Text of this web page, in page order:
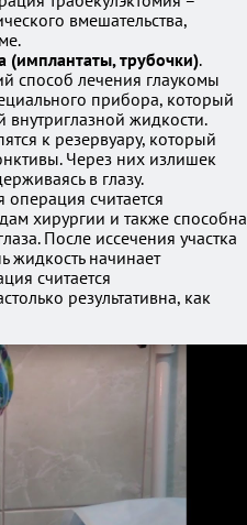
вмешательства,
трубочки).
способ лечения глаукомы
прибора, который
внутриглазной жидкости.
к резервуару, который
Через них излишек
в глазу.
операция считается
хирургии и также способна
После иссечения участка
жидкость начинает
считается
результативна, как